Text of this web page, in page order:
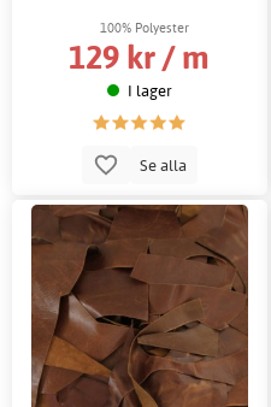
100% Polyester
129 kr / m
I lager
Se alla